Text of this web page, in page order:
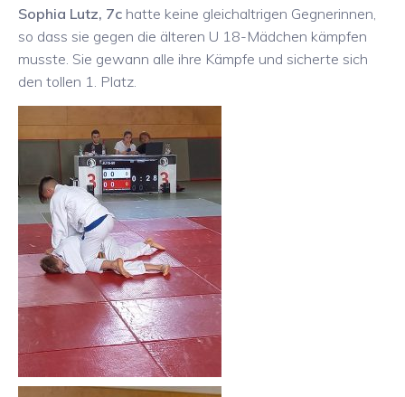
Sophia Lutz, 7c hatte keine gleichaltrigen Gegnerinnen,
so dass sie gegen die älteren U 18-Mädchen kämpfen
musste. Sie gewann alle ihre Kämpfe und sicherte sich
den tollen 1. Platz.